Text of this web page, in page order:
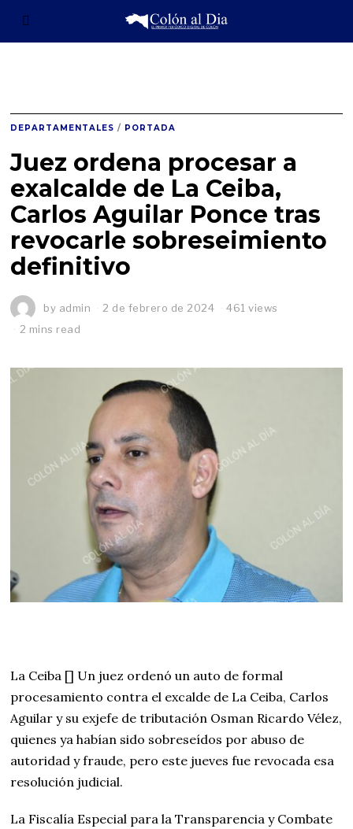
DEPARTAMENTALES / PORTADA
Juez ordena procesar a
exalcalde de La Ceiba,
Carlos Aguilar Ponce tras
revocarle sobreseimiento
definitivo
by admin 2 de febrero de 2024
461 views
2 mins read
La Ceiba [] Un juez ordenó un auto de formal
procesamiento contra el excalde de La Ceiba, Carlos
Aguilar y su exjefe de tributación Osman Ricardo Vélez,
quienes ya habían sido sobreseídos por abuso de
autoridad y fraude, pero este jueves fue revocada esa
resolución judicial.
La Fiscalía Especial para la Transparencia y Combate